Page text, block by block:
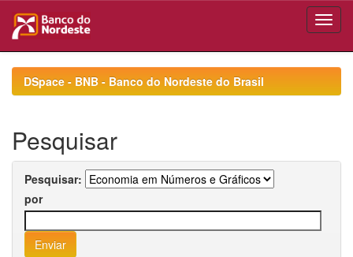
navigationDSpace - BNB - Banco do Nordeste do Brasil
Pesquisar
Pesquisar:
por